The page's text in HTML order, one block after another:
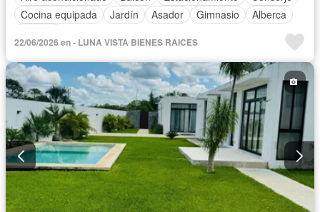
Cocina equipada
Jardín Asador Gimnasio
Alberca
22/06/2026 en - LUNA VISTA BIENES RAICES